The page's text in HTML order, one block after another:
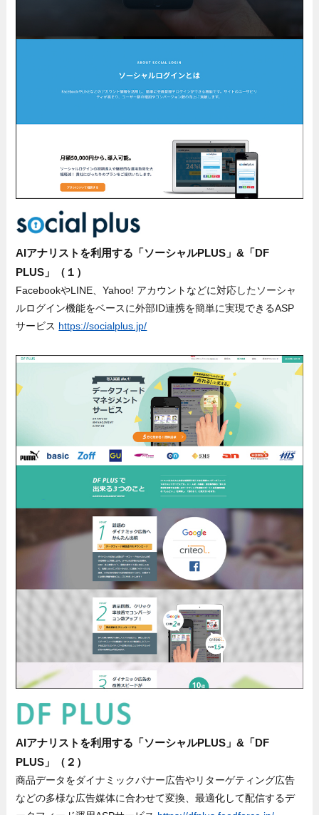
AIアナリストを利用する「ソーシャルPLUS」&「DF
PLUS」（１）
FacebookやLINE、Yahoo! アカウントなどに対応したソーシャ
ルログイン機能をベースに外部ID連携を簡単に実現できるASP
サービス https://socialplus.jp/
AIアナリストを利用する「ソーシャルPLUS」&「DF
PLUS」（２）
商品データをダイナミックバナー広告やリターゲティング広告
などの多様な広告媒体に合わせて変換、最適化して配信するデ